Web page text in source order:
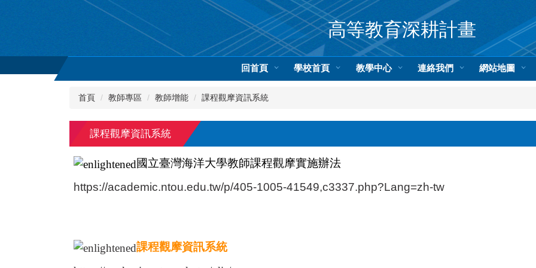
內
高等教育深耕計畫
回首頁 學校首頁 教學中心 連絡我們 網站地圖
首頁 教師專區 教師增能 課程觀摩資訊系統
課程觀摩資訊系統
國立臺灣海洋大學教師課程觀摩實施辦法
https://academic.ntou.edu.tw/p/405-1005-41549,c3337.php?Lang=zh-tw
課程觀摩資訊系統